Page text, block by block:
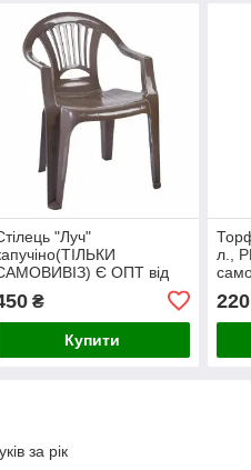
"Луч"
Є ОПТ від
₴
Купити
л.,
220
за рік